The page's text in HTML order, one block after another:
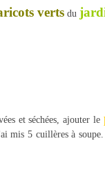
vertsdu
et séchées, ajouter le
mis 5 cuillères à